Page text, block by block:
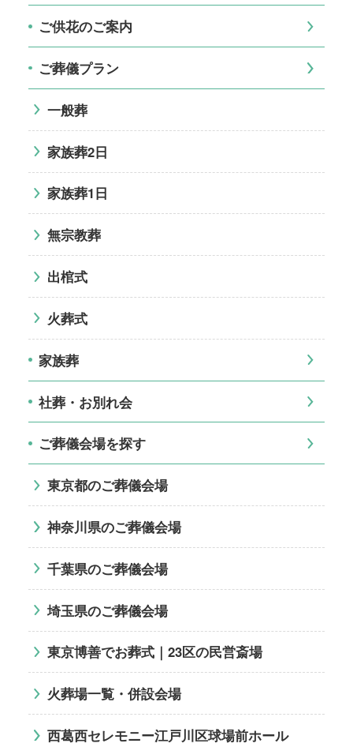
ご供花のご案内
ご葬儀プラン
一般葬
家族葬2日
家族葬1日
無宗教葬
出棺式
火葬式
家族葬
社葬・お別れ会
ご葬儀会場を探す
東京都のご葬儀会場
神奈川県のご葬儀会場
千葉県のご葬儀会場
埼玉県のご葬儀会場
東京博善でお葬式｜23区の民営斎場
火葬場一覧・併設会場
西葛西セレモニー江戸川区球場前ホール